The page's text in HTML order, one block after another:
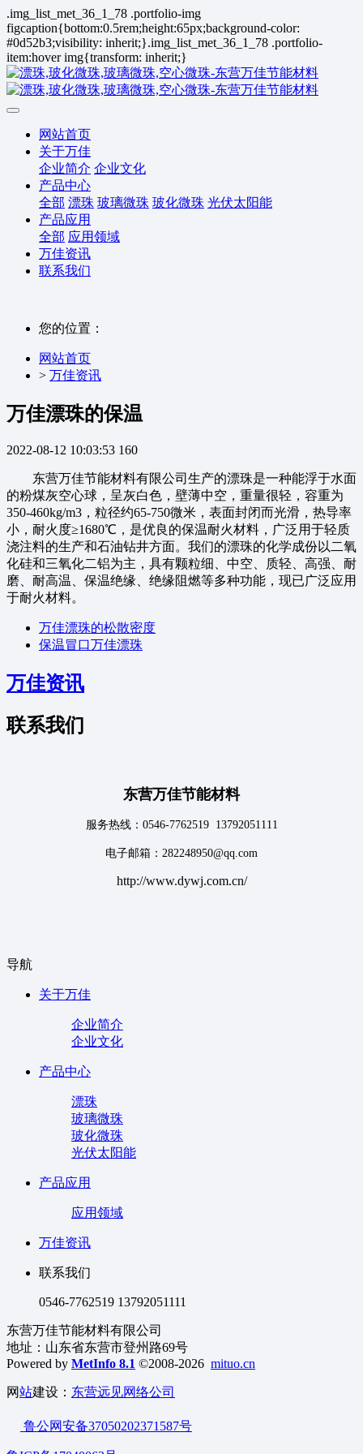
.img_list_met_36_1_78 .portfolio-img
figcaption{bottom:0.5rem;height:65px;background-color:
#0d52b3;visibility: inherit;}.img_list_met_36_1_78 .portfolio-
item:hover img{transform: inherit;}
网站首页
关于万佳
企业简介 企业文化
产品中心
全部 漂珠 玻璃微珠 玻化微珠 光伏太阳能
产品应用
全部 应用领域
万佳资讯
联系我们
您的位置：
网站首页
> 万佳资讯
万佳漂珠的保温
2022-08-12 10:03:53 160
东营万佳节能材料有限公司生产的漂珠是一种能浮于水面
的粉煤灰空心球，呈灰白色，壁薄中空，重量很轻，容重为
350-460kg/m3，粒径约65-750微米，表面封闭而光滑，热导率
小，耐火度≥1680℃，是优良的保温耐火材料，广泛用于轻质
浇注料的生产和石油钻井方面。我们的漂珠的化学成份以二氧
化硅和三氧化二铝为主，具有颗粒细、中空、质轻、高强、耐
磨、耐高温、保温绝缘、绝缘阻燃等多种功能，现已广泛应用
于耐火材料。
万佳漂珠的松散密度
保温冒口万佳漂珠
万佳资讯
联系我们
东营万佳节能材料
服务热线：0546-7762519 13792051111
电子邮箱：282248950@qq.com
http://www.dywj.com.cn/
导航
关于万佳
企业简介
企业文化
产品中心
漂珠
玻璃微珠
玻化微珠
光伏太阳能
产品应用
应用领域
万佳资讯
联系我们
0546-7762519 13792051111
东营万佳节能材料有限公司
地址：山东省东营市登州路69号
Powered by MetInfo 8.1 ©2008-2026 mituo.cn
网站建设： 东营远见网络公司
鲁公网安备37050202371587号